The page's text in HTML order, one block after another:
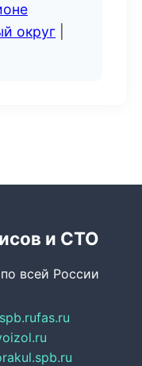
округ
и СТО
всей России
fas.ru